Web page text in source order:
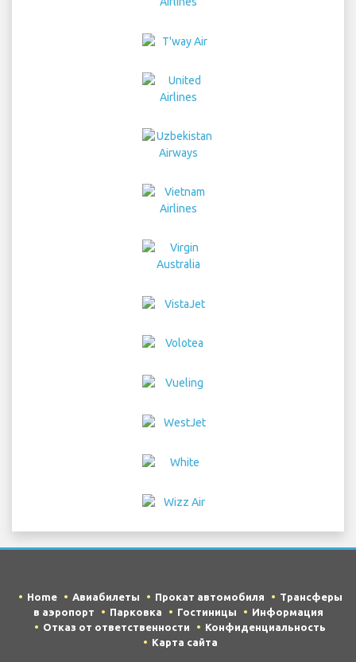
Home Авиабилеты Прокат автомобиля
Трансферы
в аэропорт
Парковка Гостиницы
Информация
Отказ от ответственности
Конфиденциальность
Карта сайта